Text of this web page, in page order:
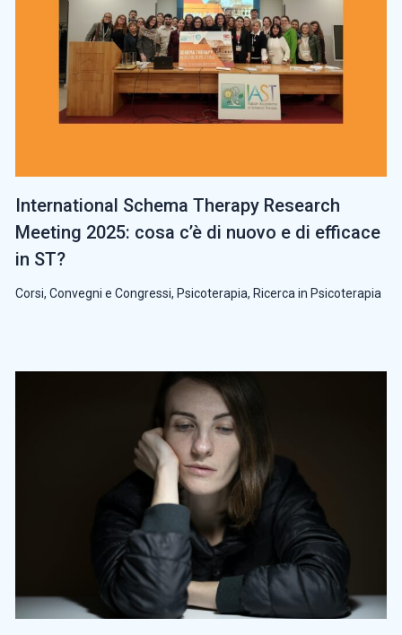
International Schema Therapy Research
Meeting 2025: cosa c’è di nuovo e di efficace
in ST?
Corsi, Convegni e Congressi, Psicoterapia, Ricerca in Psicoterapia